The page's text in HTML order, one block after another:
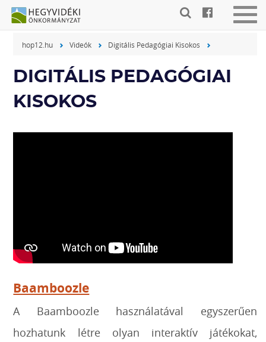
Gyorsbillentyűk
listája
Keresés:
Bejelentkezés:
be-
hop12.hu Videók Digitális Pedagógiai Kisokos
DIGITÁLIS PEDAGÓGIAI
KISOKOS
Baamboozle
A Baamboozle használatával egyszerűen
hozhatunk létre olyan interaktív játékokat,